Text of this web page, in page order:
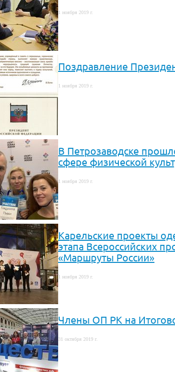
1 ноября 2019 г.
Поздравление
1 ноября 2019 г.
В Петрозаводске
сфере физической
1 ноября 2019 г.
Карельские проекты
этапа Всероссийских
«Маршруты России»
1 ноября 2019 г.
Члены ОП РК на
31 октября 2019 г.